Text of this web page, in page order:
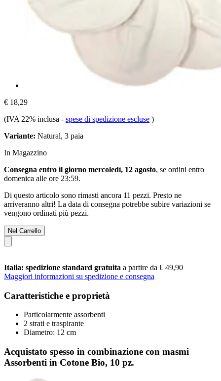
€ 18,29
(IVA 22% inclusa - spese di spedizione escluse )
Variante: Natural, 3 paia
In Magazzino
Consegna entro il giorno mercoledì, 12 agosto, se ordini entro
domenica alle ore 23:59.
Di questo articolo sono rimasti ancora 11 pezzi. Presto ne
arriveranno altri! La data di consegna potrebbe subire variazioni se
vengono ordinati più pezzi.
Nel Carrello
Italia: spedizione standard gratuita a partire da € 49,90
Maggiori informazioni su spedizione e consegna
Caratteristiche e proprietà
Particolarmente assorbenti
2 strati e traspirante
Diametro: 12 cm
Acquistato spesso in combinazione con masmi
Assorbenti in Cotone Bio, 10 pz.